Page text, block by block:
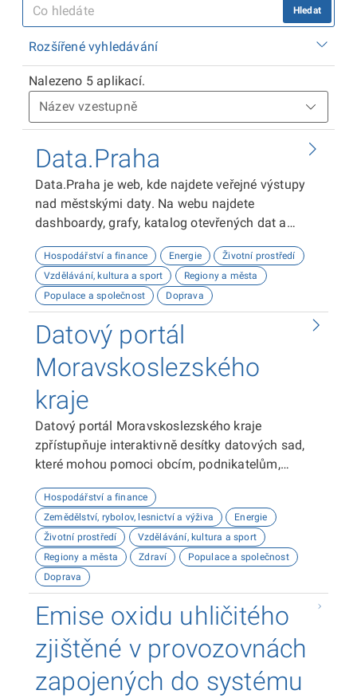
Hledat
Rozšířené vyhledávání
Nalezeno 5 aplikací.
Data.Praha
Data.Praha je web, kde najdete veřejné výstupy
nad městskými daty. Na webu najdete
dashboardy, grafy, katalog otevřených dat a
umožní analyzovat a vizualizovat data o Praze.
Doufáme, že vám naše platforma bude užitečná!
Hospodářství a finance Energie
Životní prostředí
Vzdělávání, kultura a sport
Regiony a města
Populace a společnost
Doprava
Datový portál
Moravskoslezského
kraje
Datový portál Moravskoslezského kraje
zpřístupňuje interaktivně desítky datových sad,
které mohou pomoci obcím, podnikatelům,
plánovat, inovovat a poznávat náš kraj. Uživatelé
zde najdou informace o demografii, dopravě,
školství, životním prostředí, kultuře nebo třeba
potenciálu pro fotovoltaiku.
Hospodářství a finance
Zemědělství, rybolov, lesnictví a výživa
Energie
Životní prostředí
Vzdělávání, kultura a sport
Regiony a města
Zdraví
Populace a společnost
Doprava
Emise oxidu uhličitého
zjištěné v provozovnách
zapojených do systému